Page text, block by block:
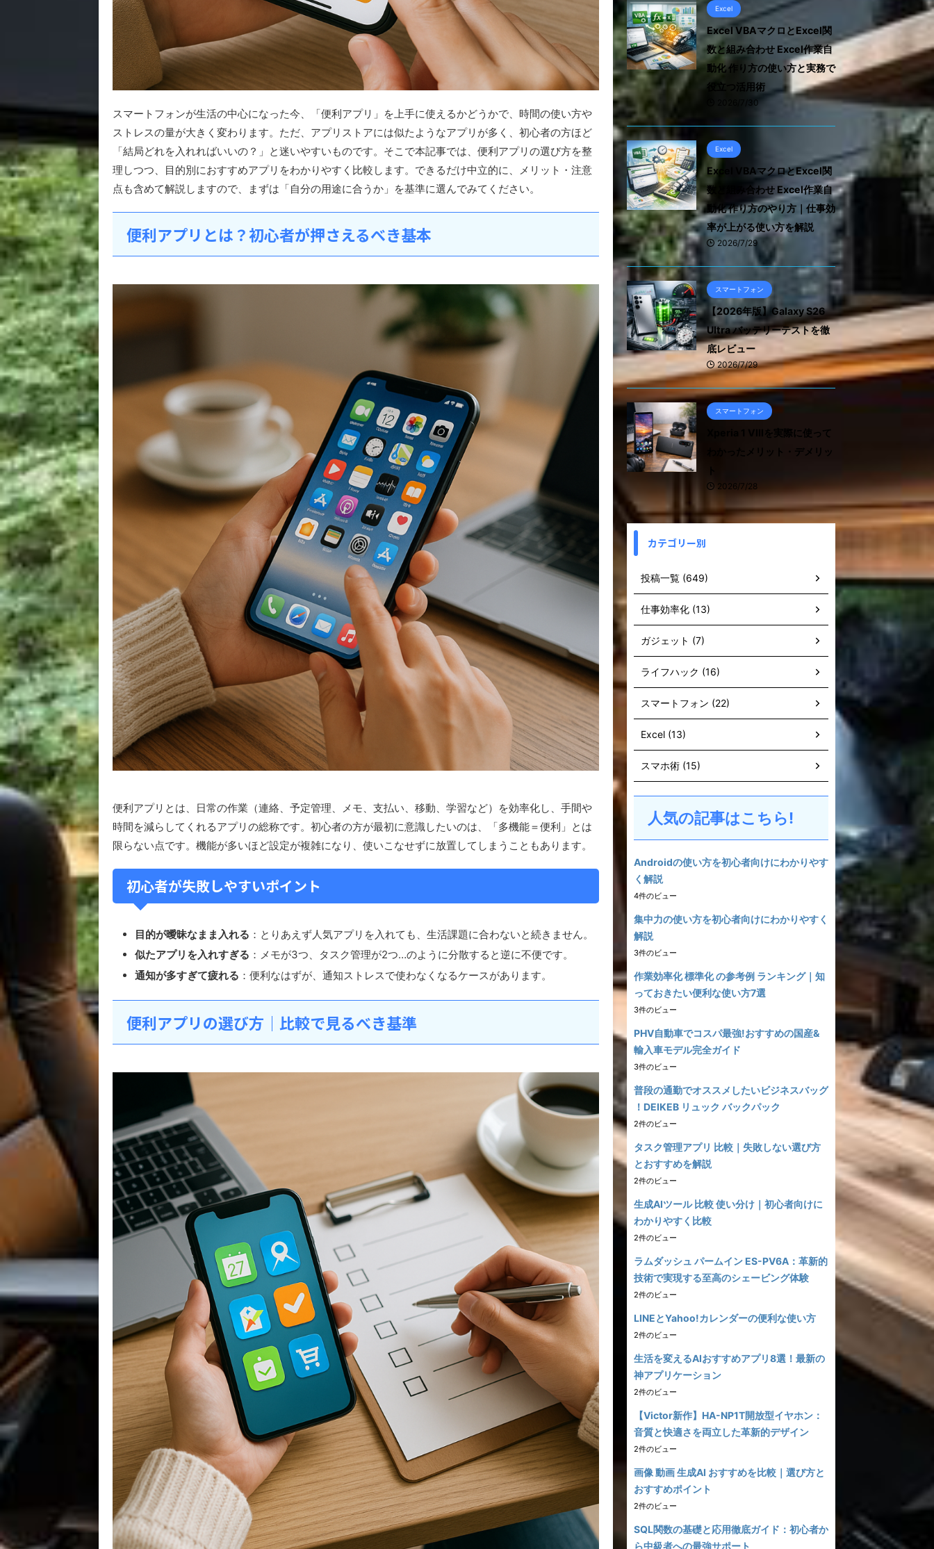
スマートフォンが生活の中心になった今、「便利アプリ」を上手に使えるかどうかで、時間の使い方や
ストレスの量が大きく変わります。ただ、アプリストアには似たようなアプリが多く、初心者の方ほど
「結局どれを入れればいいの？」と迷いやすいものです。そこで本記事では、便利アプリの選び方を整
理しつつ、目的別におすすめアプリをわかりやすく比較します。できるだけ中立的に、メリット・注意
点も含めて解説しますので、まずは「自分の用途に合うか」を基準に選んでみてください。
便利アプリとは？初心者が押さえるべき基本
便利アプリとは、日常の作業（連絡、予定管理、メモ、支払い、移動、学習など）を効率化し、手間や
時間を減らしてくれるアプリの総称です。初心者の方が最初に意識したいのは、「多機能＝便利」とは
限らない点です。機能が多いほど設定が複雑になり、使いこなせずに放置してしまうこともあります。
初心者が失敗しやすいポイント
目的が曖昧なまま入れる ：とりあえず人気アプリを入れても、生活課題に合わないと続きません。
似たアプリを入れすぎる ：メモが3つ、タスク管理が2つ…のように分散すると逆に不便です。
通知が多すぎて疲れる ：便利なはずが、通知ストレスで使わなくなるケースがあります。
便利アプリの選び方｜比較で見るべき基準
Excel
Excel VBAマクロとExcel関
数と組み合わせ Excel作業自
動化 作り方の使い方と実務で
役立つ活用術
2026/7/30
Excel
Excel VBAマクロとExcel関
数と組み合わせ Excel作業自
動化 作り方のやり方｜仕事効
率が上がる使い方を解説
2026/7/29
スマートフォン
【2026年版】Galaxy S26
Ultra バッテリーテストを徹
底レビュー
2026/7/29
スマートフォン
Xperia 1 VIIIを実際に使って
わかったメリット・デメリッ
2026/7/28
カテゴリー別
投稿一覧 (649)
仕事効率化 (13)
ガジェット (7)
ライフハック (16)
スマートフォン (22)
Excel (13)
スマホ術 (15)
人気の記事はこちら!
Androidの使い方を初心者向けにわかりやす
く解説
4件のビュー
集中力の使い方を初心者向けにわかりやすく
解説
3件のビュー
作業効率化 標準化 の参考例 ランキング｜知
っておきたい便利な使い方7選
3件のビュー
PHV自動車でコスパ最強!おすすめの国産&
輸入車モデル完全ガイド
3件のビュー
普段の通勤でオススメしたいビジネスバッグ
！DEIKEB リュック バックパック
2件のビュー
タスク管理アプリ 比較｜失敗しない選び方
とおすすめを解説
2件のビュー
生成AIツール 比較 使い分け｜初心者向けに
わかりやすく比較
2件のビュー
ラムダッシュ パームイン ES-PV6A：革新的
技術で実現する至高のシェービング体験
2件のビュー
LINEとYahoo!カレンダーの便利な使い方
2件のビュー
生活を変えるAIおすすめアプリ8選！最新の
神アプリケーション
2件のビュー
【Victor新作】HA-NP1T開放型イヤホン：
音質と快適さを両立した革新的デザイン
2件のビュー
画像 動画 生成AI おすすめを比較｜選び方と
おすすめポイント
2件のビュー
SQL関数の基礎と応用徹底ガイド：初心者か
ら中級者への最強サポート